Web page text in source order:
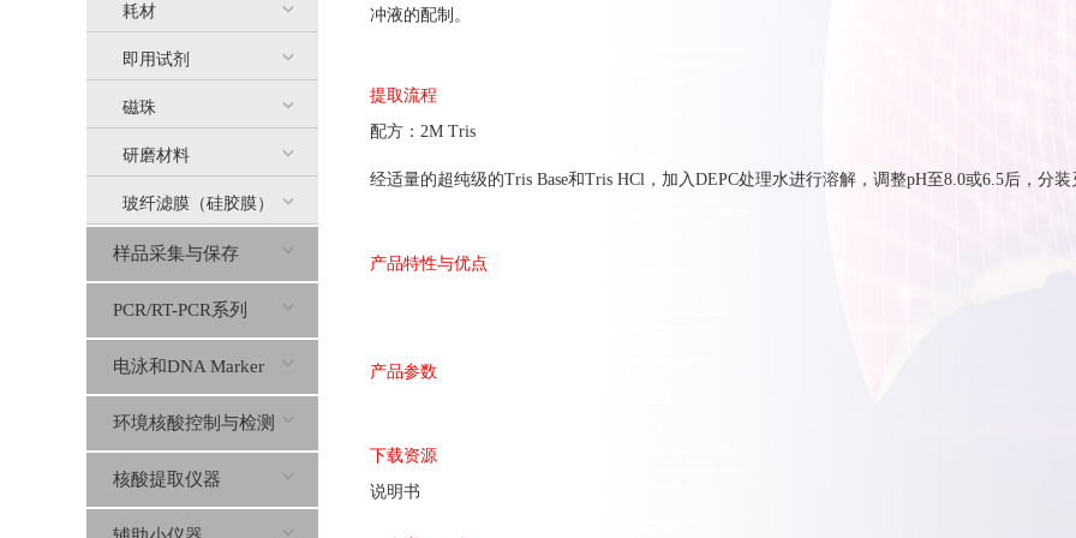
耗材
即用试剂
磁珠
研磨材料
玻纤滤膜（硅胶膜）
样品采集与保存
PCR/RT-PCR系列
电泳和DNA Marker
环境核酸控制与检测
核酸提取仪器
冲液的配制。
提取流程
配方：2M Tris
经适量的超纯级的Tris Base和Tris HCl，加入DEPC处理水进行溶解，调整pH至8.0或6.5后，分装
产品特性与优点
产品参数
下载资源
说明书